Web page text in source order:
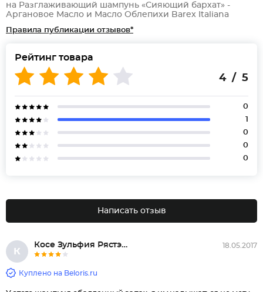
на Разглаживающий шампунь «Сияющий бархат» -
Аргановое Масло и Масло Облепихи Barex Italiana
Правила публикации отзывов*
Рейтинг товара
4 / 5
0
1
0
0
0
Написать отзыв
К
Косе Зульфия Рястэмовна 18.05.2017
Куплено на Beloris.ru